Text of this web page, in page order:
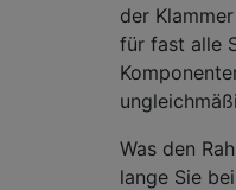
der
für fast alle
Was den
lange Sie